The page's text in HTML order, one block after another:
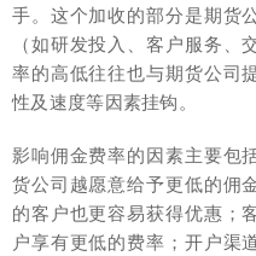
手。这个加收的部分是期货
（如研发投入、客户服务
率的高低往往也与期货公司
性及速度等因素挂钩。
影响佣金费率的因素主要包
货公司越愿意给予更低的佣
的客户也更容易获得优惠；
户享有更低的费率；开户渠